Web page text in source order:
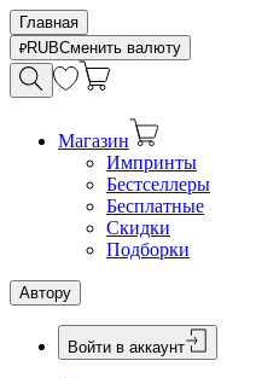
Главная
RUBСменить валюту
Магазин
Импринты
Бестселлеры
Бесплатные
Скидки
Подборки
Автору
Войти в аккаунт